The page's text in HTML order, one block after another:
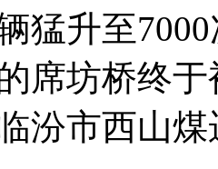
猛升至
席坊桥终
汾市西山